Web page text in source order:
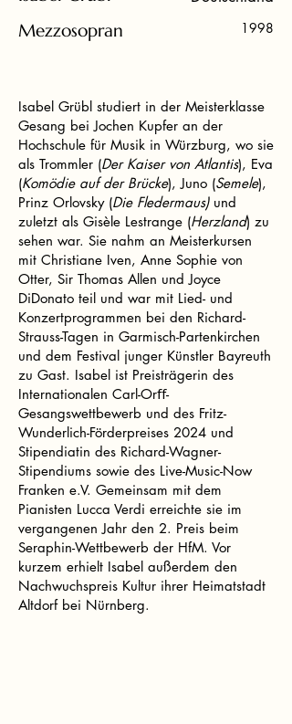
Mezzosopran 1998
Isabel Grübl studiert in der Meisterklasse
Gesang bei Jochen Kupfer an der
Hochschule für Musik in Würzburg, wo sie
als Trommler (Der Kaiser von Atlantis), Eva
(Komödie auf der Brücke), Juno (Semele),
Prinz Orlovsky (Die Fledermaus)und
zuletzt als Gisèle Lestrange (Herzland) zu
sehen war. Sie nahm an Meisterkursen
mit Christiane Iven, Anne Sophie von
Otter, Sir Thomas Allen und Joyce
DiDonato teil und war mit Lied- und
Konzertprogrammen bei den Richard-
Strauss-Tagen in Garmisch-Partenkirchen
und dem Festival junger Künstler Bayreuth
zu Gast. Isabel ist Preisträgerin des
Internationalen Carl-Orﬀ-
Gesangswettbewerb und des Fritz-
Wunderlich-Förderpreises 2024 und
Stipendiatin des Richard-Wagner-
Stipendiums sowie des Live-Music-Now
Franken e.V. Gemeinsam mit dem
Pianisten Lucca Verdi erreichte sie im
vergangenen Jahr den 2. Preis beim
Seraphin-Wettbewerb der HfM. Vor
kurzem erhielt Isabel außerdem den
Nachwuchspreis Kultur ihrer Heimatstadt
Altdorf bei Nürnberg.